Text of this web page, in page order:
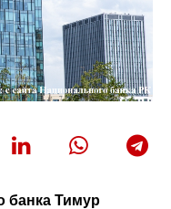
банка Тимур